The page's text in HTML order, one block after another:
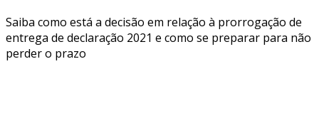
Saiba como está a decisão em relação à prorrogação de
entrega de declaração 2021 e como se preparar para não
perder o prazo